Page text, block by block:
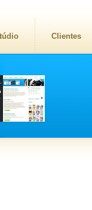
Clientes